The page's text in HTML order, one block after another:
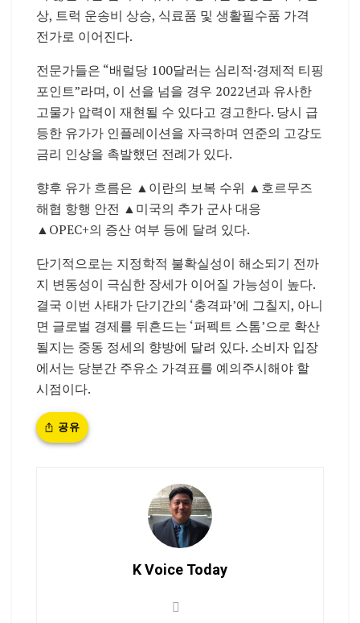
상, 트럭 운송비 상승, 식료품 및 생활필수품 가격
전가로 이어진다.
전문가들은 “배럴당 100달러는 심리적·경제적 티핑
포인트”라며, 이 선을 넘을 경우 2022년과 유사한
고물가 압력이 재현될 수 있다고 경고한다. 당시 급
등한 유가가 인플레이션을 자극하며 연준의 고강도
금리 인상을 촉발했던 전례가 있다.
향후 유가 흐름은 ▲이란의 보복 수위 ▲호르무즈
해협 항행 안전 ▲미국의 추가 군사 대응
▲OPEC+의 증산 여부 등에 달려 있다.
단기적으로는 지정학적 불확실성이 해소되기 전까
지 변동성이 극심한 장세가 이어질 가능성이 높다.
결국 이번 사태가 단기간의 ‘충격파’에 그칠지, 아니
면 글로벌 경제를 뒤흔드는 ‘퍼펙트 스톰’으로 확산
될지는 중동 정세의 향방에 달려 있다. 소비자 입장
에서는 당분간 주유소 가격표를 예의주시해야 할
시점이다.
공유
K Voice Today